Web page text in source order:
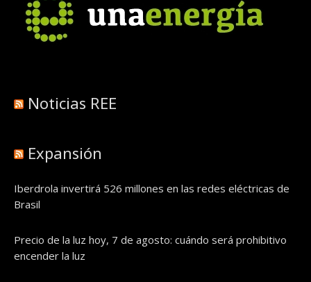
Noticias REE
Expansión
Iberdrola invertirá 526 millones en las redes eléctricas de
Brasil
Precio de la luz hoy, 7 de agosto: cuándo será prohibitivo
encender la luz